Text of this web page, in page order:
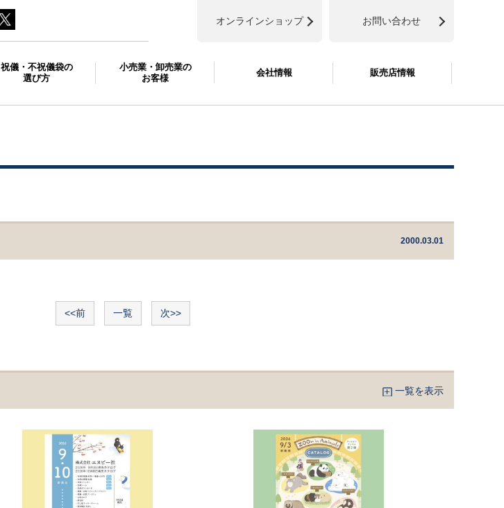
お問い合わせ
オンラインショップ
祝儀・不祝儀袋の
選び方
小売業・卸売業の
お客様
会社情報 販売店情報
2000.03.01
<<前 一覧 次>>
一覧を表示